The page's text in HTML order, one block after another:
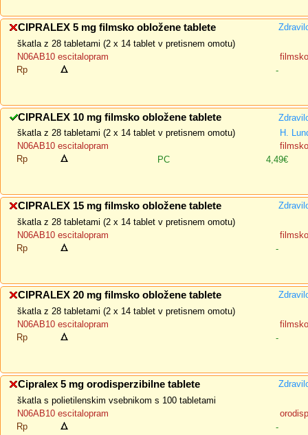
CIPRALEX 5 mg filmsko obložene tablete
škatla z 28 tabletami (2 x 14 tablet v pretisnem omotu)
N06AB10 escitalopram
Rp
-
CIPRALEX 10 mg filmsko obložene tablete
škatla z 28 tabletami (2 x 14 tablet v pretisnem omotu)
H.
N06AB10 escitalopram
Rp
PC 4,49€
CIPRALEX 15 mg filmsko obložene tablete
škatla z 28 tabletami (2 x 14 tablet v pretisnem omotu)
N06AB10 escitalopram
Rp
-
CIPRALEX 20 mg filmsko obložene tablete
škatla z 28 tabletami (2 x 14 tablet v pretisnem omotu)
N06AB10 escitalopram
Rp
-
Cipralex 5 mg orodisperzibilne tablete
škatla s polietilenskim vsebnikom s 100 tabletami
N06AB10 escitalopram
Rp
-